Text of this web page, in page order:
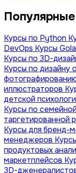
Курсы по Python
DevOps Курсы
Курсы по 3D-
Курсы по дизайну
иллюстраторов
детской
Курсы по
таргетированной
Курсы для бренд-
менеджеров
продуктовых
маркетплейсов
3D-